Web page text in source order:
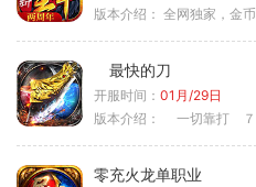
版本介绍： 全网独家，金币
最快的刀
开服时间： 01月/29日
版本介绍：
一切靠打 ７
零充火龙单职业